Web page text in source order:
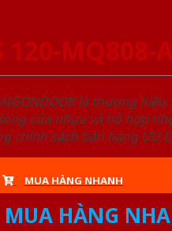
120-MQ808-
là thương
cửa nhựa và hỗ hợp
chính sách bán hàng
MUA HÀNG NHANH
HÀNG